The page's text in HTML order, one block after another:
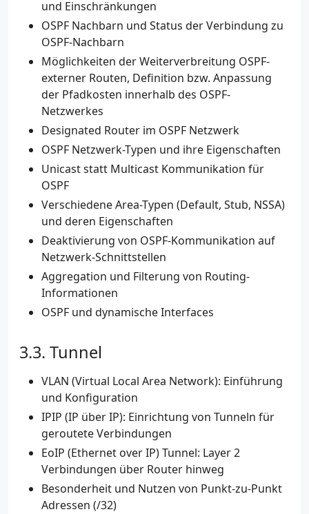
und Einschränkungen
OSPF Nachbarn und Status der Verbindung zu
OSPF-Nachbarn
Möglichkeiten der Weiterverbreitung OSPF-
externer Routen, Definition bzw. Anpassung
der Pfadkosten innerhalb des OSPF-
Netzwerkes
Designated Router im OSPF Netzwerk
OSPF Netzwerk-Typen und ihre Eigenschaften
Unicast statt Multicast Kommunikation für
OSPF
Verschiedene Area-Typen (Default, Stub, NSSA)
und deren Eigenschaften
Deaktivierung von OSPF-Kommunikation auf
Netzwerk-Schnittstellen
Aggregation und Filterung von Routing-
Informationen
OSPF und dynamische Interfaces
Tunnel
VLAN (Virtual Local Area Network): Einführung
und Konfiguration
IPIP (IP über IP): Einrichtung von Tunneln für
geroutete Verbindungen
EoIP (Ethernet over IP) Tunnel: Layer 2
Verbindungen über Router hinweg
Besonderheit und Nutzen von Punkt-zu-Punkt
Adressen (/32)